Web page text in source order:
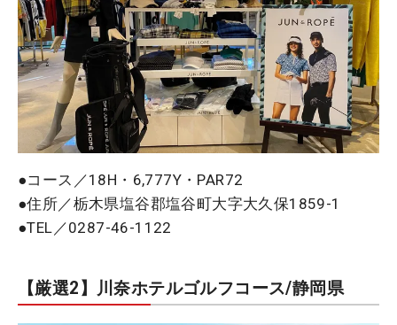
●コース／18H・6,777Y・PAR72
●住所／栃木県塩谷郡塩谷町大字大久保1859-1
●TEL／0287-46-1122
【厳選2】川奈ホテルゴルフコース/静岡県